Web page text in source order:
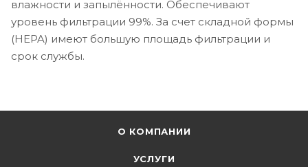
влажности и запылённости. Обеспечивают
уровень фильтрации 99%. За счет складной формы
(HEPA) имеют большую площадь фильтрации и
срок службы.
О КОМПАНИИ
УСЛУГИ